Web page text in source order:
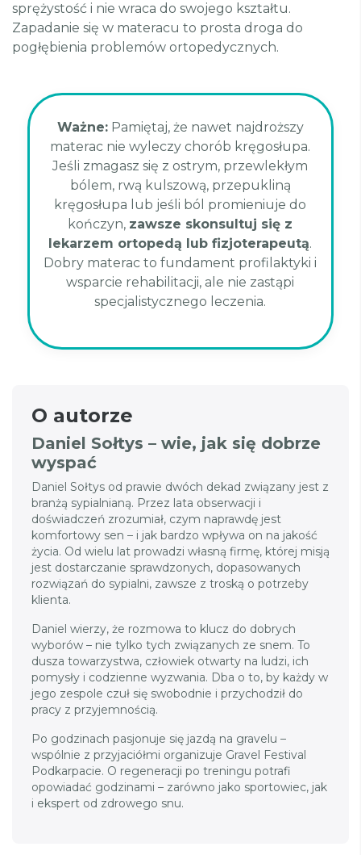
sprężystość i nie wraca do swojego kształtu.
Zapadanie się w materacu to prosta droga do
pogłębienia problemów ortopedycznych.
Ważne:Pamiętaj, że nawet najdroższy
materac nie wyleczy chorób kręgosłupa.
Jeśli zmagasz się z ostrym, przewlekłym
bólem, rwą kulszową, przepukliną
kręgosłupa lub jeśli ból promieniuje do
kończyn, zawsze skonsultuj się z
lekarzem ortopedą lub fizjoterapeutą.
Dobry materac to fundament profilaktyki i
wsparcie rehabilitacji, ale nie zastąpi
specjalistycznego leczenia.
O autorze
Daniel Sołtys – wie, jak się dobrze
wyspać
Daniel Sołtys od prawie dwóch dekad związany jest z
branżą sypialnianą. Przez lata obserwacji i
doświadczeń zrozumiał, czym naprawdę jest
komfortowy sen – i jak bardzo wpływa on na jakość
życia. Od wielu lat prowadzi własną firmę, której misją
jest dostarczanie sprawdzonych, dopasowanych
rozwiązań do sypialni, zawsze z troską o potrzeby
klienta.
Daniel wierzy, że rozmowa to klucz do dobrych
wyborów – nie tylko tych związanych ze snem. To
dusza towarzystwa, człowiek otwarty na ludzi, ich
pomysły i codzienne wyzwania. Dba o to, by każdy w
jego zespole czuł się swobodnie i przychodził do
pracy z przyjemnością.
Po godzinach pasjonuje się jazdą na gravelu –
wspólnie z przyjaciółmi organizuje Gravel Festival
Podkarpacie. O regeneracji po treningu potrafi
opowiadać godzinami – zarówno jako sportowiec, jak
i ekspert od zdrowego snu.